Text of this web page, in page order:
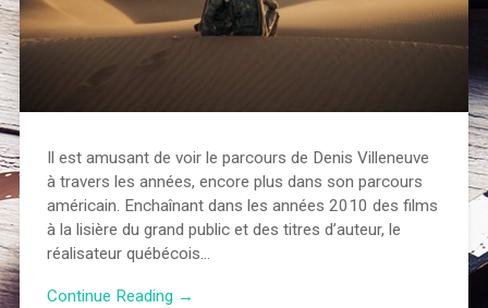
Il est amusant de voir le parcours de Denis Villeneuve
à travers les années, encore plus dans son parcours
américain. Enchaînant dans les années 2010 des films
à la lisière du grand public et des titres d’auteur, le
réalisateur québécois…
Continue Reading →